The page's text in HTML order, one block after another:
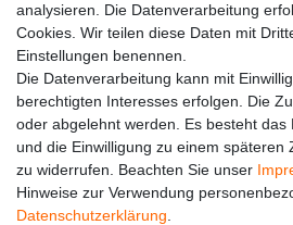
Alle auf dieser Webseite
Produktinformationen dienen
analysieren. Die Datenverarbeitung
Cookies. Wir teilen diese Daten mit
Einstellungen benennen.
Die Datenverarbeitung kann mit
berechtigten Interesses erfolgen. Die
oder abgelehnt werden. Es besteht das
und die Einwilligung zu einem späteren
zu widerrufen. Beachten Sie unser
Hinweise zur Verwendung
Daten­schutz­erklärung